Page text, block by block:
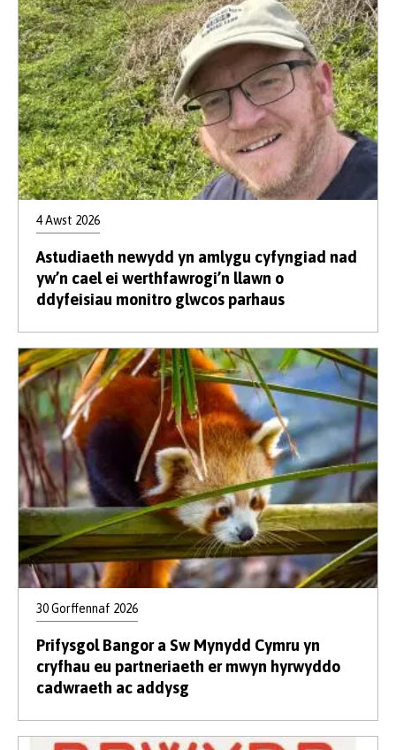
4 Awst 2026
Astudiaeth newydd yn amlygu cyfyngiad nad
yw’n cael ei werthfawrogi’n llawn o
ddyfeisiau monitro glwcos parhaus
30 Gorffennaf 2026
Prifysgol Bangor a Sw Mynydd Cymru yn
cryfhau eu partneriaeth er mwyn hyrwyddo
cadwraeth ac addysg